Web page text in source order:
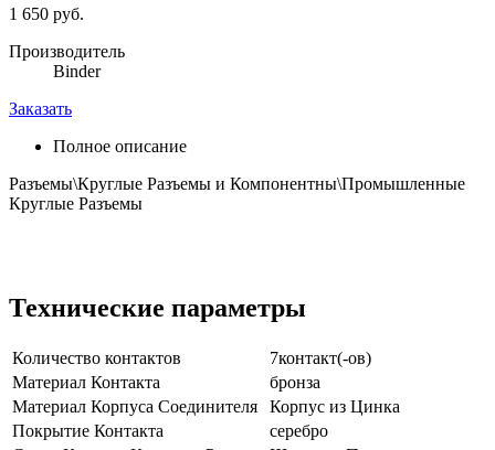
1 650 руб.
Производитель
Binder
Заказать
Полное описание
Разъемы\Круглые Разъемы и Компонентны\Промышленные
Круглые Разъемы
Технические параметры
Количество контактов
7контакт(-ов)
Материал Контакта
бронза
Материал Корпуса Соединителя
Корпус из Цинка
Покрытие Контакта
серебро